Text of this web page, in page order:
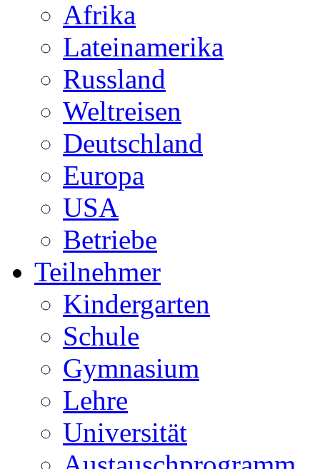
Afrika
Lateinamerika
Russland
Weltreisen
Deutschland
Europa
USA
Betriebe
Teilnehmer
Kindergarten
Schule
Gymnasium
Lehre
Universität